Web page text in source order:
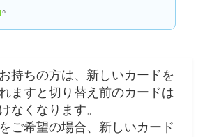
。
持ちの方は、新しいカードを
ますと切り替え前のカードは
なくなります。
ご希望の場合、新しいカード